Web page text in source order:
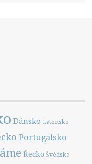
Dánsko Estonsko
Portugalsko
Řecko Švédsko